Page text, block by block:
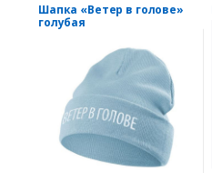
Шапка «Ветер в голове»
голубая